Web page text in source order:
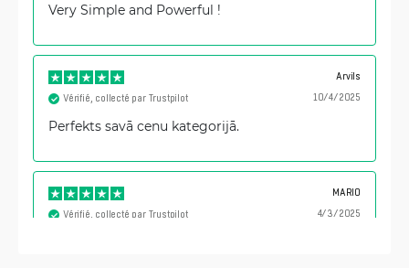
Very Simple and Powerful !
Arvils
10/4/2025
Vérifié, collecté par Trustpilot
Perfekts savā cenu kategorijā.
MARIO
4/3/2025
Vérifié, collecté par Trustpilot